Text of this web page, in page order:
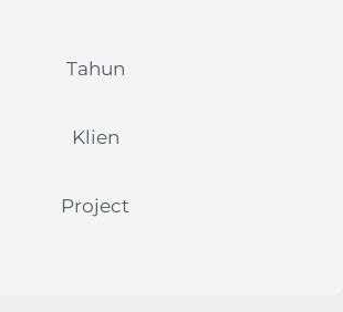
Tahun
Klien
Project